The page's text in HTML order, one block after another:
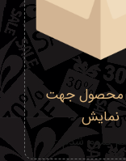
محصول جهت
نمایش
تموم شدم :(